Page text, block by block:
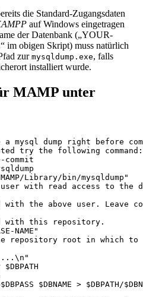
die Standard-Zugangsdaten
auf Windows eingetragen
der Datenbank („YOUR-
obigen Skript) muss natürlich
zurmysqldump.exe, falls
installiert wurde.
MAMP unter
a mysql dump right before
try the following command:
Library/bin/mysqldump"
user with read access to the
with the above user. Leave
with this repository.
NAME"
repository root in which to
...\n"
$DBNAME > $DBPATH/